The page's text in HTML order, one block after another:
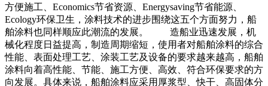
方便施工、Economics节省资源、Energysaving节省能源、
Ecology环保卫生，涂料技术的进步围绕这五个方面努力，船
舶涂料也同样顺应此潮流的发展。 造船业迅速发展，机
械化程度日益提高，制造周期缩短，使用者对船舶涂料的综合
性能、表面处理工艺、涂装工艺及设备的要求越来越高，船舶
涂料向着高性能、节能、施工方便、高效、符合环保要求的方
向发展。具体来说，船舶涂料应采用厚浆型、快干、高固体分